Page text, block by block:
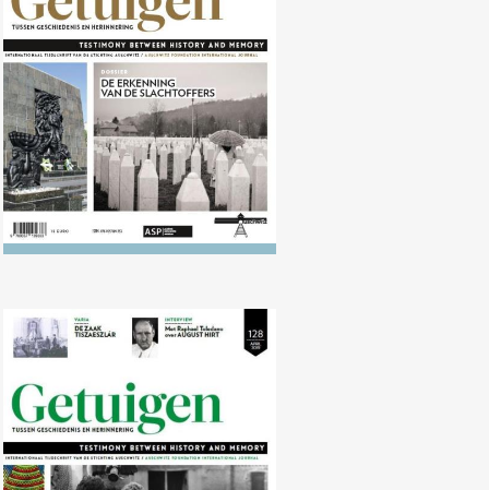
Nr. 129 (10/2019) De erkenning
van de slachtoffers
Nr. 128 (04/2019) De herinnering
aan de genocide op de Tutsi, 25
jaar later